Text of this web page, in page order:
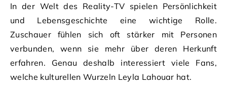
In der Welt des Reality-TV spielen Persönlichkeit
und Lebensgeschichte eine wichtige Rolle.
Zuschauer fühlen sich oft stärker mit Personen
verbunden, wenn sie mehr über deren Herkunft
erfahren. Genau deshalb interessiert viele Fans,
welche kulturellen Wurzeln Leyla Lahouar hat.